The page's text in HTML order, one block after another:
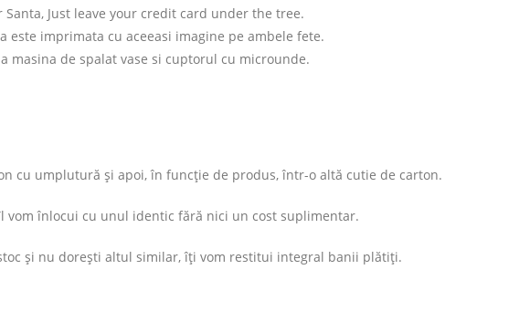
Santa, Just leave your credit card under the tree.
este imprimata cu aceeasi imagine pe ambele fete.
masina de spalat vase si cuptorul cu microunde.
cu umplutură și apoi, în funcție de produs, într-o altă cutie de carton.
vom înlocui cu unul identic fără nici un cost suplimentar.
și nu dorești altul similar, îți vom restitui integral banii plătiți.